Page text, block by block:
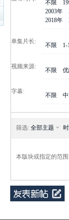
不限
2003年
2018年
单集片长:
不限
视频来源:
不限
字幕:
不限
筛选: 全部主题
本版块或指定的范